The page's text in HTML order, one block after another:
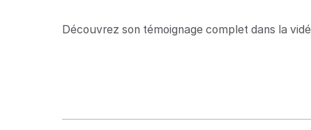
Découvrez son témoignage complet dans la